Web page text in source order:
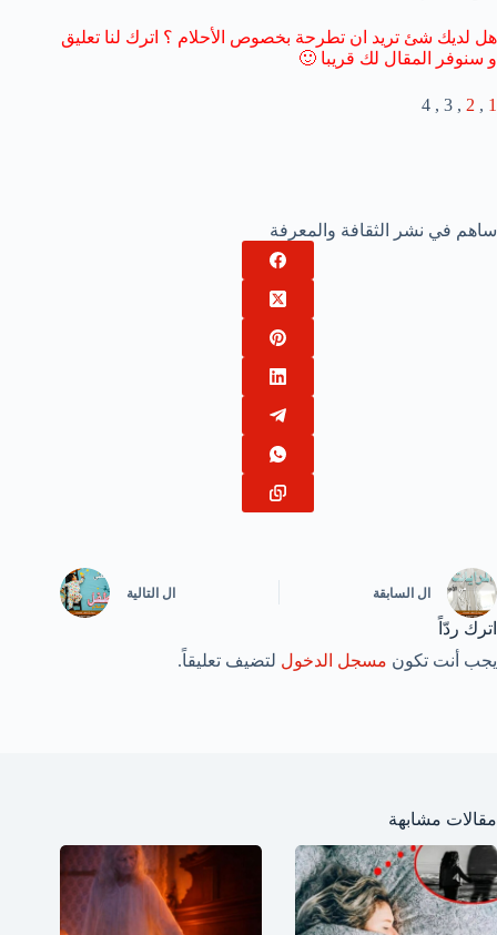
هل لديك شئ تريد ان تطرحة بخصوص الأحلام ؟ اترك لنا تعليق
و سنوفر المقال لك قريبا 🙂
1
,
2
, 3 , 4
ساهم في نشر الثقافة والمعرفة
ال السابقة ال التالية
اترك ردّاً
يجب أنت تكون مسجل الدخول لتضيف تعليقاً.
مقالات مشابهة